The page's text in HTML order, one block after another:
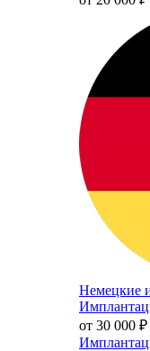
Немецкие
от 30 000 ₽